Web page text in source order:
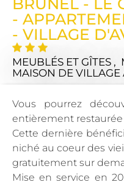
-
- VILLAGE
MEUBLÉS ET GÎTES ,
MAISON DE VILLAGE
Vous pourrez
entièrement
Cette dernière
niché au coeur des
gratuitement sur
Mise en service en